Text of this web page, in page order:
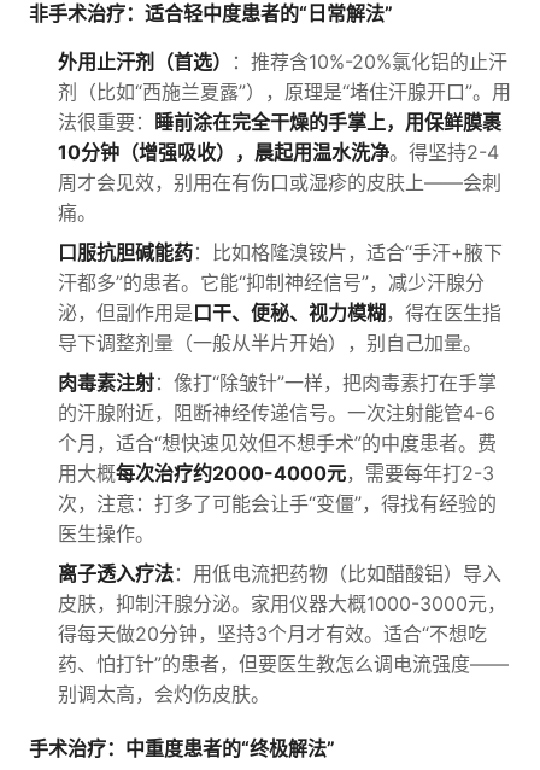
非手术治疗：适合轻中度患者的“日常解法”
外用止汗剂（首选）
：推荐含10%-20%氯化铝的止汗
剂（比如“西施兰夏露”），原理是“堵住汗腺开口”。用
法很重要： 睡前涂在完全干燥的手掌上，用保鲜膜裹
10分钟（增强吸收），晨起用温水洗净。得坚持2-4
周才会见效，别用在有伤口或湿疹的皮肤上——会刺
痛。
口服抗胆碱能药：比如格隆溴铵片，适合“手汗+腋下
汗都多”的患者。它能“抑制神经信号”，减少汗腺分
泌，但副作用是口干、便秘、视力模糊 ，得在医生指
导下调整剂量（一般从半片开始），别自己加量。
肉毒素注射：像打“除皱针”一样，把肉毒素打在手掌
的汗腺附近，阻断神经传递信号。一次注射能管4-6
个月，适合“想快速见效但不想手术”的中度患者。费
用大概每次治疗约2000-4000元，需要每年打2-3
次，注意：打多了可能会让手“变僵”，得找有经验的
医生操作。
离子透入疗法：用低电流把药物（比如醋酸铝）导入
皮肤，抑制汗腺分泌。家用仪器大概1000-3000元，
得每天做20分钟，坚持3个月才有效。适合“不想吃
药、怕打针”的患者，但要医生教怎么调电流强度——
别调太高，会灼伤皮肤。
手术治疗：中重度患者的“终极解法”